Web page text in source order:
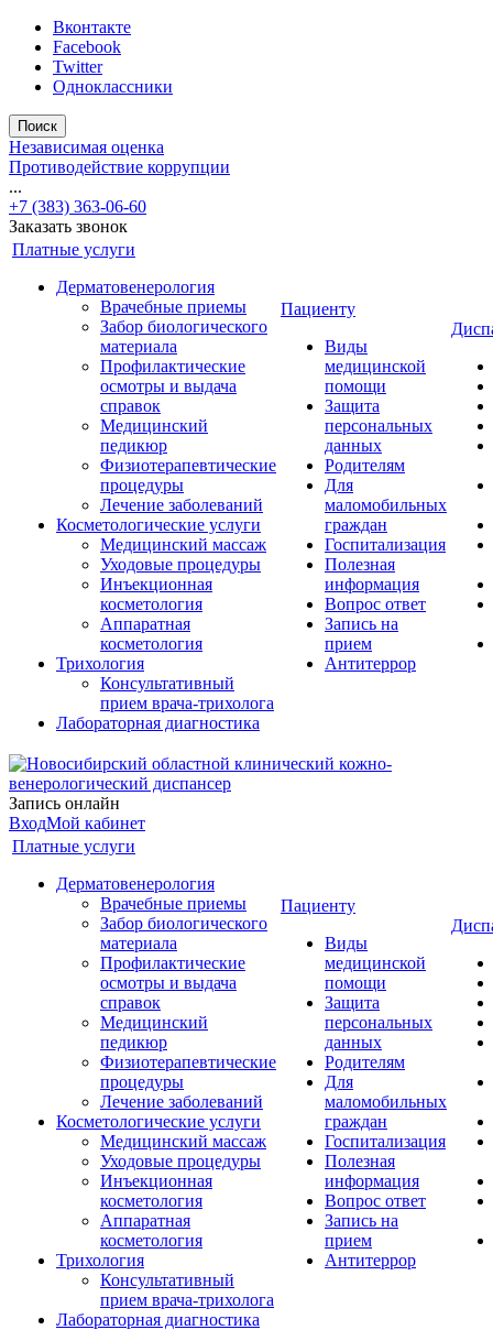
Вконтакте
Facebook
Twitter
Одноклассники
Поиск
Независимая оценка
Противодействие коррупции
...
+7 (383) 363-06-60
Заказать звонок
Платные услуги
Дерматовенерология
Врачебные приемы
Забор биологического
материала
Профилактические
осмотры и выдача
справок
Медицинский
педикюр
Физиотерапевтические
процедуры
Лечение заболеваний
Косметологические услуги
Медицинский массаж
Уходовые процедуры
Инъекционная
косметология
Аппаратная
косметология
Трихология
Консультативный
прием врача-трихолога
Лабораторная диагностика
Пациенту
Виды
медицинской
помощи
Защита
персональных
данных
Родителям
Для
маломобильных
граждан
Госпитализация
Полезная
информация
Вопрос ответ
Запись на
прием
Антитеррор
Запись онлайн
ВходМой кабинет
Платные услуги
Дерматовенерология
Врачебные приемы
Забор биологического
материала
Профилактические
осмотры и выдача
справок
Медицинский
педикюр
Физиотерапевтические
процедуры
Лечение заболеваний
Косметологические услуги
Медицинский массаж
Уходовые процедуры
Инъекционная
косметология
Аппаратная
косметология
Трихология
Консультативный
прием врача-трихолога
Лабораторная диагностика
Пациенту
Виды
медицинской
помощи
Защита
персональных
данных
Родителям
Для
маломобильных
граждан
Госпитализация
Полезная
информация
Вопрос ответ
Запись на
прием
Антитеррор